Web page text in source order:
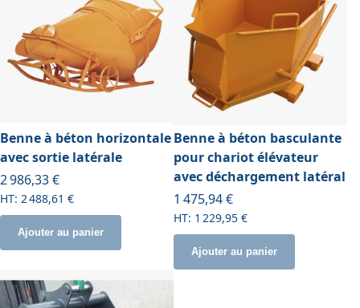
Benne à béton horizontale
avec sortie latérale
À partir de
2 986,33 €
2 488,61 €
Ajouter au panier
Benne à béton basculante
pour chariot élévateur
avec déchargement latéral
À partir de
1 475,94 €
1 229,95 €
Ajouter au panier